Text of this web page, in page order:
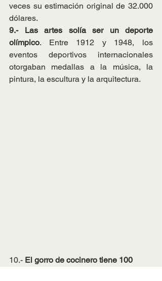
veces su estimación original de 32.000
dólares.
9.- Las artes solía ser un deporte
olímpico. Entre 1912 y 1948, los
eventos deportivos internacionales
otorgaban medallas a la música, la
pintura, la escultura y la arquitectura.
10.- El gorro de cocinero tiene 100